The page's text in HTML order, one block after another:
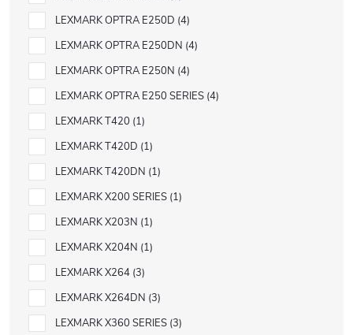
LEXMARK OPTRA E250D 4
LEXMARK OPTRA E250DN 4
LEXMARK OPTRA E250N 4
LEXMARK OPTRA E250 SERIES 4
LEXMARK T420 1
LEXMARK T420D 1
LEXMARK T420DN 1
LEXMARK X200 SERIES 1
LEXMARK X203N 1
LEXMARK X204N 1
LEXMARK X264 3
LEXMARK X264DN 3
LEXMARK X360 SERIES 3